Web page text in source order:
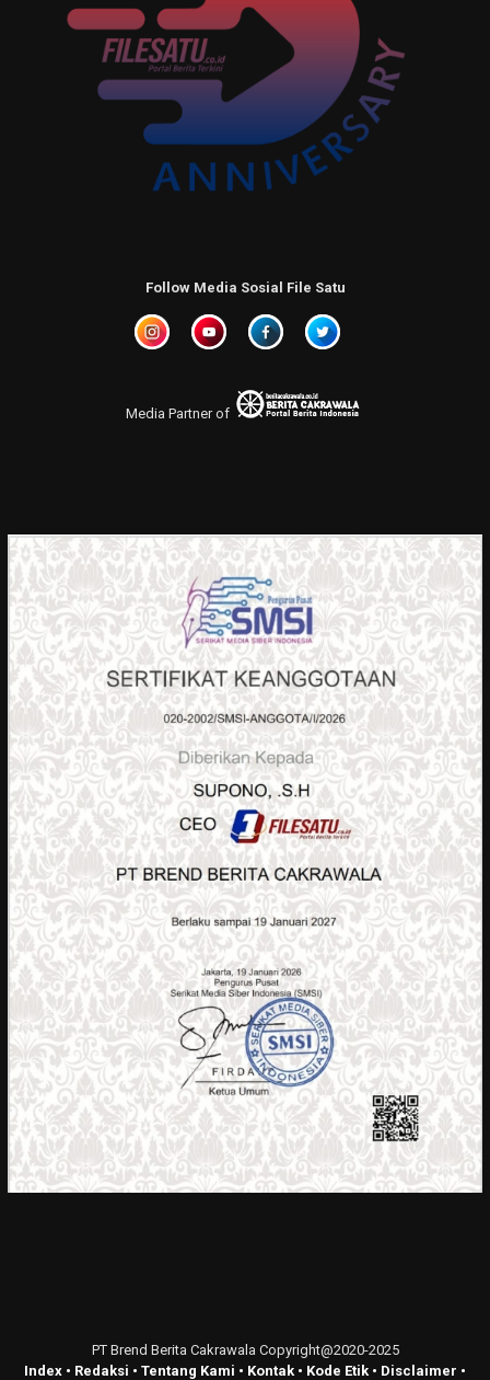
Follow Media Sosial File Satu
Media Partner of
PT Brend Berita Cakrawala Copyright@2020-2025
Index • Redaksi • Tentang Kami • Kontak • Kode Etik • Disclaimer •